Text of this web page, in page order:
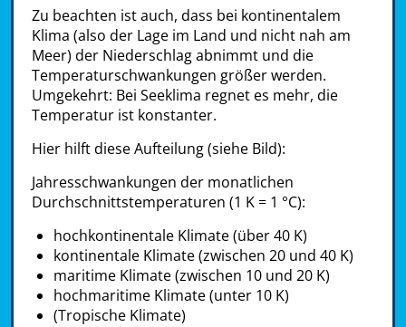
Zu beachten ist auch, dass bei kontinentalem
Klima (also der Lage im Land und nicht nah am
Meer) der Niederschlag abnimmt und die
Temperaturschwankungen größer werden.
Umgekehrt: Bei Seeklima regnet es mehr, die
Temperatur ist konstanter.
Hier hilft diese Aufteilung (siehe Bild):
Jahresschwankungen der monatlichen
Durchschnittstemperaturen (1 K = 1 °C):
hochkontinentale Klimate (über 40 K)
kontinentale Klimate (zwischen 20 und 40 K)
maritime Klimate (zwischen 10 und 20 K)
hochmaritime Klimate (unter 10 K)
(Tropische Klimate)